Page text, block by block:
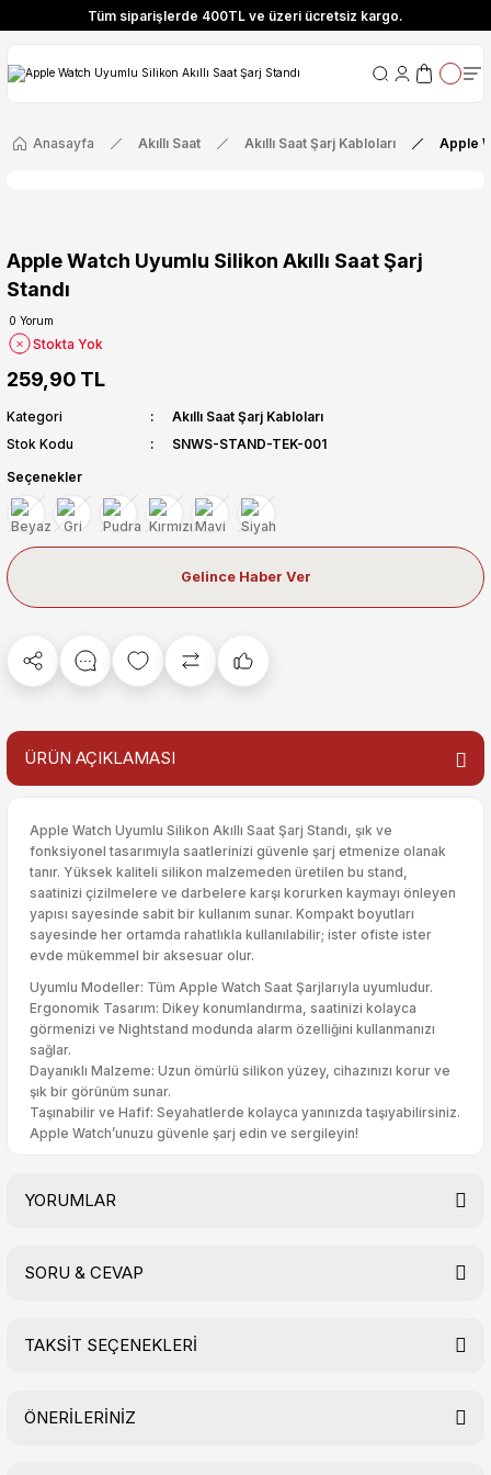
Tüm siparişlerde 400TL ve üzeri ücretsiz kargo.
Özel! YENI10 koduyla 400 TL ve üzeri alışverişlerinizde %10 indirim
Tüm siparişlerde 400TL ve üzeri ücretsiz kargo.
Özel! YENI10 koduyla 400 TL ve üzeri alışverişlerinizde %10 indirim
Anasayfa Akıllı Saat Akıllı Saat Şarj Kabloları Apple
Apple Watch Uyumlu Silikon Akıllı Saat Şarj
Standı
0 Yorum
Stokta Yok
259,90 TL
Kategori
Akıllı Saat Şarj Kabloları
Stok Kodu
SNWS-STAND-TEK-001
Seçenekler
Gelince Haber Ver
ÜRÜN AÇIKLAMASI
Apple Watch Uyumlu Silikon Akıllı Saat Şarj Standı, şık ve
fonksiyonel tasarımıyla saatlerinizi güvenle şarj etmenize olanak
tanır. Yüksek kaliteli silikon malzemeden üretilen bu stand,
saatinizi çizilmelere ve darbelere karşı korurken kaymayı önleyen
yapısı sayesinde sabit bir kullanım sunar. Kompakt boyutları
sayesinde her ortamda rahatlıkla kullanılabilir; ister ofiste ister
evde mükemmel bir aksesuar olur.
Uyumlu Modeller: Tüm Apple Watch Saat Şarjlarıyla uyumludur.
Ergonomik Tasarım: Dikey konumlandırma, saatinizi kolayca
görmenizi ve Nightstand modunda alarm özelliğini kullanmanızı
sağlar.
Dayanıklı Malzeme: Uzun ömürlü silikon yüzey, cihazınızı korur ve
şık bir görünüm sunar.
Taşınabilir ve Hafif: Seyahatlerde kolayca yanınızda taşıyabilirsiniz.
Apple Watch’unuzu güvenle şarj edin ve sergileyin!
YORUMLAR
SORU & CEVAP
TAKSİT SEÇENEKLERİ
ÖNERİLERİNİZ